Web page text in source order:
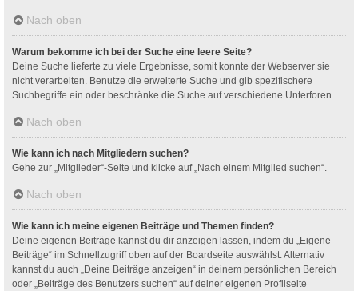
Nach oben
Warum bekomme ich bei der Suche eine leere Seite?
Deine Suche lieferte zu viele Ergebnisse, somit konnte der Webserver sie
nicht verarbeiten. Benutze die erweiterte Suche und gib spezifischere
Suchbegriffe ein oder beschränke die Suche auf verschiedene Unterforen.
Nach oben
Wie kann ich nach Mitgliedern suchen?
Gehe zur „Mitglieder“-Seite und klicke auf „Nach einem Mitglied suchen“.
Nach oben
Wie kann ich meine eigenen Beiträge und Themen finden?
Deine eigenen Beiträge kannst du dir anzeigen lassen, indem du „Eigene
Beiträge“ im Schnellzugriff oben auf der Boardseite auswählst. Alternativ
kannst du auch „Deine Beiträge anzeigen“ in deinem persönlichen Bereich
oder „Beiträge des Benutzers suchen“ auf deiner eigenen Profilseite